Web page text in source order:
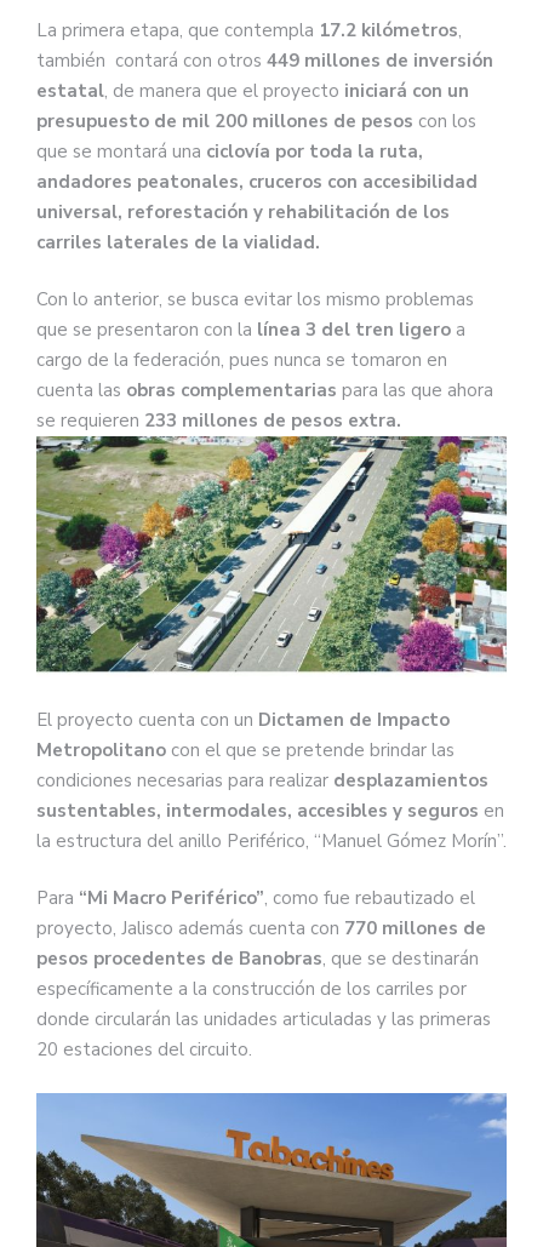
La primera etapa, que contempla 17.2 kilómetros,
también contará con otros 449 millones de inversión
estatal, de manera que el proyecto iniciará con un
presupuesto de mil 200 millones de pesos con los
que se montará una ciclovía por toda la ruta,
andadores peatonales, cruceros con accesibilidad
universal, reforestación y rehabilitación de los
carriles laterales de la vialidad.
Con lo anterior, se busca evitar los mismo problemas
que se presentaron con la línea 3 del tren ligero a
cargo de la federación, pues nunca se tomaron en
cuenta las obras complementarias para las que ahora
se requieren 233 millones de pesos extra.
El proyecto cuenta con un Dictamen de Impacto
Metropolitano con el que se pretende brindar las
condiciones necesarias para realizar desplazamientos
sustentables, intermodales, accesibles y seguros en
la estructura del anillo Periférico, “Manuel Gómez Morín”.
Para “Mi Macro Periférico”, como fue rebautizado el
proyecto, Jalisco además cuenta con 770 millones de
pesos procedentes de Banobras, que se destinarán
específicamente a la construcción de los carriles por
donde circularán las unidades articuladas y las primeras
20 estaciones del circuito.